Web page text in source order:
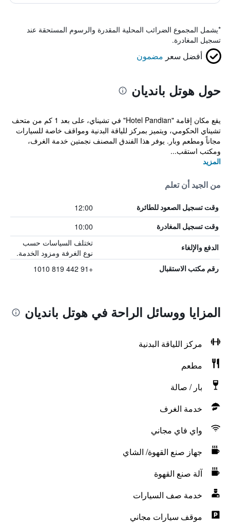
*يشمل المجموع الضرائب المحلية المقدرة والرسوم المستحقة عند
تسجيل المغادرة.
أفضل سعر مضمون
حول هوتل بانديان
يقع مكان إقامة "Hotel Pandian" في تشيناي، على بعد 1 كم من متحف
تشيناي الحكومي، ويتميز بمركز للياقة البدنية ومواقف خاصة للسيارات
مجاناً ومطعم وبار. يوفر هذا الفندق المصنف نجمتين خدمة الغرف،
ومكتب استقب...
المزيد
من الجيد أن تعلم
وقت تسجيل الصعود للطائرة 12:00
وقت تسجيل المغادرة 10:00
الدفع والإلغاء
تختلف السياسات حسب
نوع الغرفة ومزود الخدمة.
رقم مكتب الاستقبال +91 442 819 1010
المزايا ووسائل الراحة في هوتل بانديان
مركز اللياقة البدنية
مطعم
بار / صالة
خدمة الغرف
واي فاي مجاني
جهاز صنع القهوة/ الشاي
آلة صنع القهوة
خدمة صف السيارات
موقف سيارات مجاني